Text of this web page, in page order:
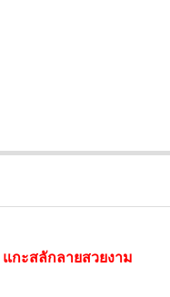
แกะสลักลายสวยงาม